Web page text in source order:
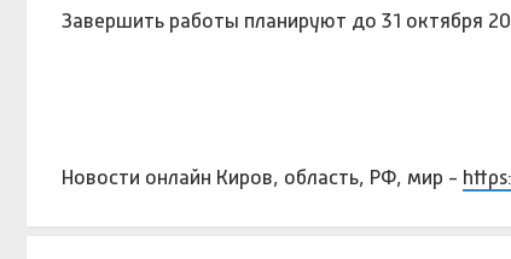
Завершить работы планируют до 31 октября
Новости онлайн Киров, область, РФ, мир -